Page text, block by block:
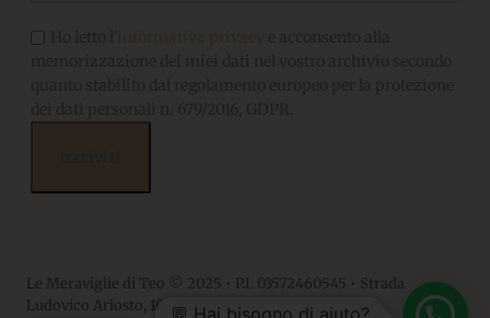
Le Meraviglie di Teo © 2025 • P.I. 03572460545 • Strada
Ludovico Ariosto, 10 • 06063, Magione PG
💬 Hai bisogno di aiuto?